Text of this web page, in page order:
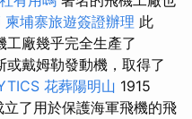
柬埔寨旅遊簽證辦理 此
廠幾乎完全生產了
戴姆勒發動機，取得了
花葬陽明山 1915
了用於保護海軍飛機的飛